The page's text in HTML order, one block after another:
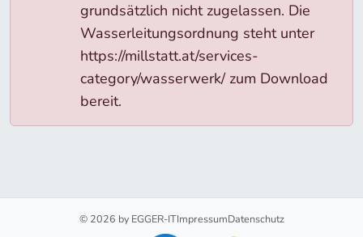
grundsätzlich nicht zugelassen. Die
Wasserleitungsordnung steht unter
https://millstatt.at/services-
category/wasserwerk/ zum Download
bereit.
© 2026 by EGGER-ITImpressumDatenschutz